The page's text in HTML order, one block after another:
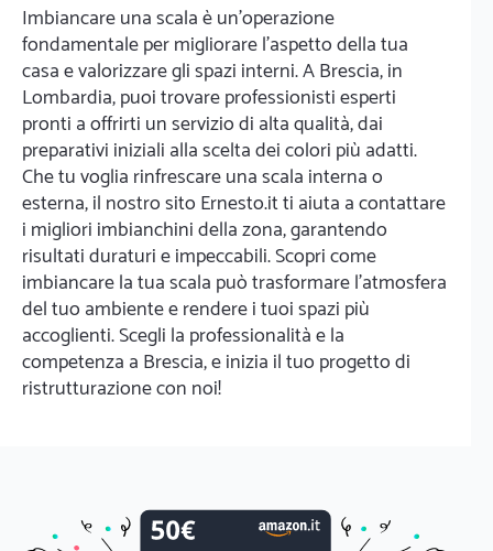
Imbiancare una scala è un'operazione
fondamentale per migliorare l'aspetto della tua
casa e valorizzare gli spazi interni. A Brescia, in
Lombardia, puoi trovare professionisti esperti
pronti a offrirti un servizio di alta qualità, dai
preparativi iniziali alla scelta dei colori più adatti.
Che tu voglia rinfrescare una scala interna o
esterna, il nostro sito Ernesto.it ti aiuta a contattare
i migliori imbianchini della zona, garantendo
risultati duraturi e impeccabili. Scopri come
imbiancare la tua scala può trasformare l'atmosfera
del tuo ambiente e rendere i tuoi spazi più
accoglienti. Scegli la professionalità e la
competenza a Brescia, e inizia il tuo progetto di
ristrutturazione con noi!